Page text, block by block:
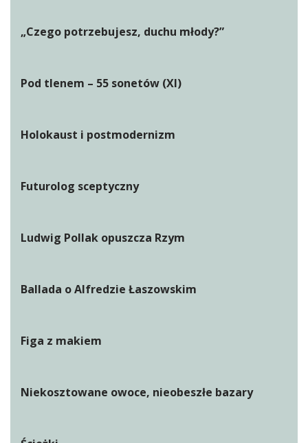
„Czego potrzebujesz, duchu młody?”
Pod tlenem – 55 sonetów (XI)
Holokaust i postmodernizm
Futurolog sceptyczny
Ludwig Pollak opuszcza Rzym
Ballada o Alfredzie Łaszowskim
Figa z makiem
Niekosztowane owoce, nieobeszłe bazary